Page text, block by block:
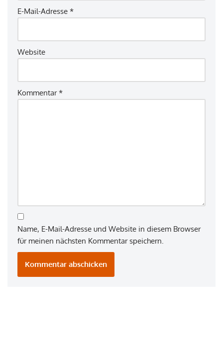
E-Mail-Adresse *
Website
Kommentar*
Name, E-Mail-Adresse und Website in diesem Browser
für meinen nächsten Kommentar speichern.